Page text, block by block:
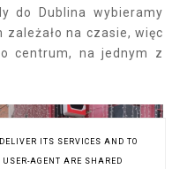
do Dublina wybieramy
zależało na czasie, więc
centrum, na jednym z
ITS SERVICES AND TO
AGENT ARE SHARED